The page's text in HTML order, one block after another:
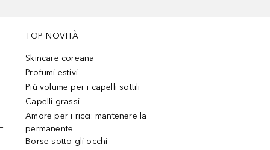
TOP NOVITÀ
Skincare coreana
Profumi estivi
Più volume per i capelli sottili
Capelli grassi
Amore per i ricci: mantenere la
permanente
Borse sotto gli occhi